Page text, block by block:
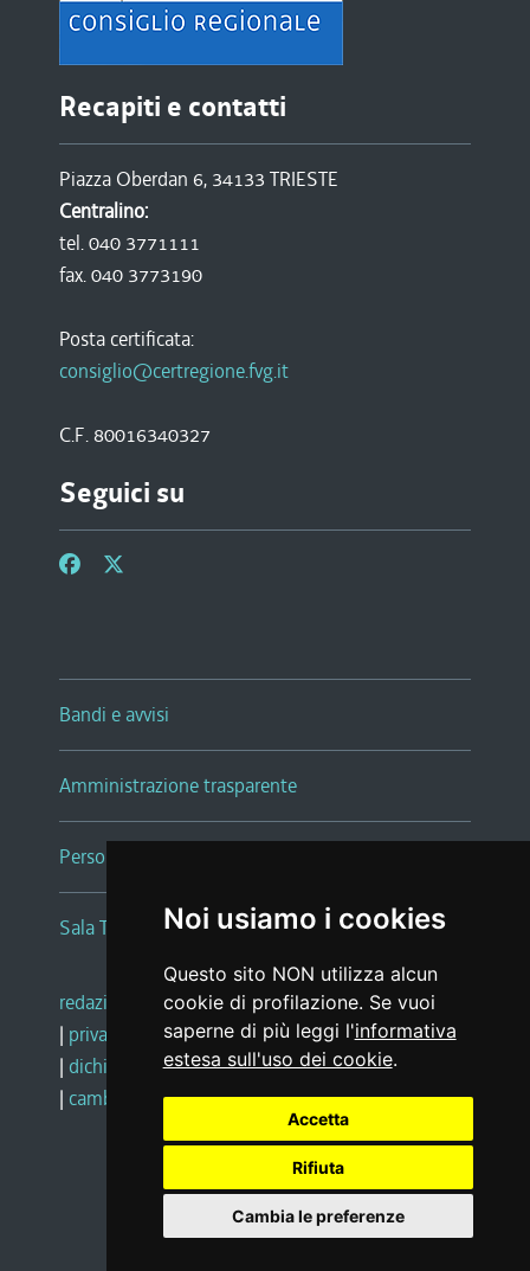
Noi usiamo i cookies
Questo sito NON utilizza alcun
cookie di profilazione. Se vuoi
saperne di più leggi l'informativa
estesa sull'uso dei cookie.
Accetta
Rifiuta
Cambia le preferenze
Recapiti e contatti
Piazza Oberdan 6, 34133 TRIESTE
Centralino:
tel. 040 3771111
fax. 040 3773190
Posta certificata:
consiglio@certregione.fvg.it
C.F. 80016340327
Seguici su
Bandi e avvisi
Amministrazione trasparente
Persone e Uffici
Sala Tiziano Tessitori
redazione web |note legali |glossario
| privacy
social media policy
| dichiarazione di accessibilità |feedback
| cambio preferenze cookie
Realizzato da